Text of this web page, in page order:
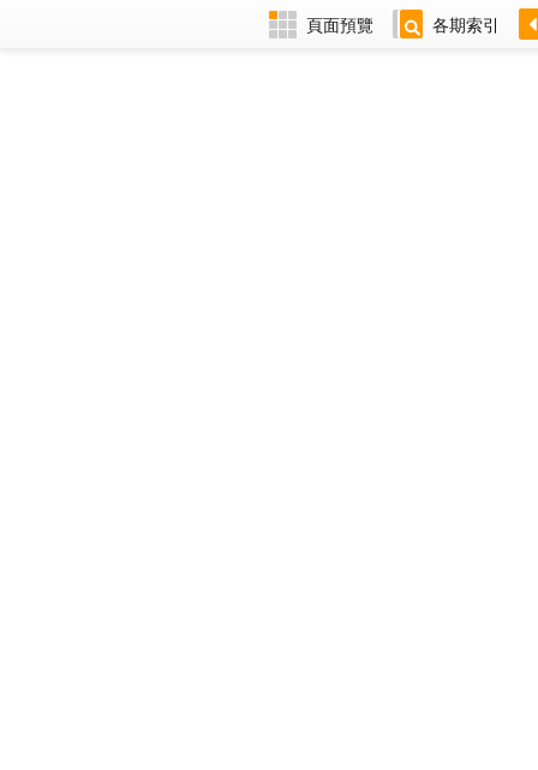
頁面預覽 各期索引